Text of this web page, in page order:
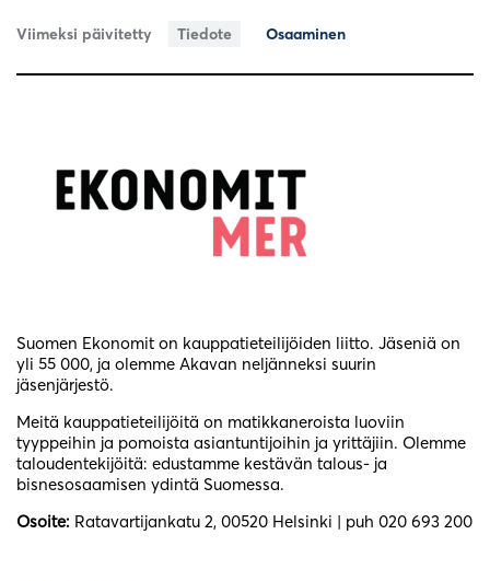
Viimeksi päivitetty Tiedote Osaaminen
Suomen Ekonomit on kauppatieteilijöiden liitto. Jäseniä on
yli 55 000, ja olemme Akavan neljänneksi suurin
jäsenjärjestö.
Meitä kauppatieteilijöitä on matikkaneroista luoviin
tyyppeihin ja pomoista asiantuntijoihin ja yrittäjiin. Olemme
taloudentekijöitä: edustamme kestävän talous- ja
bisnesosaamisen ydintä Suomessa.
Osoite: Ratavartijankatu 2, 00520 Helsinki | puh 020 693 200